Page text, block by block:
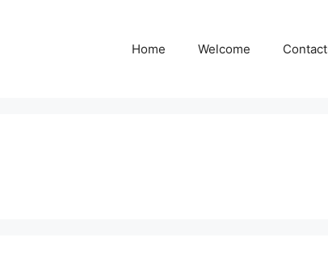
Home Welcome